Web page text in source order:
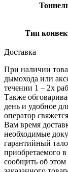
Тип
Доставка
При наличии
дымохода или
течении 1 – 2х
Также
день и удобное
оператор
Вам время
необходимые
гарантийный
приобретаемого
сообщить об